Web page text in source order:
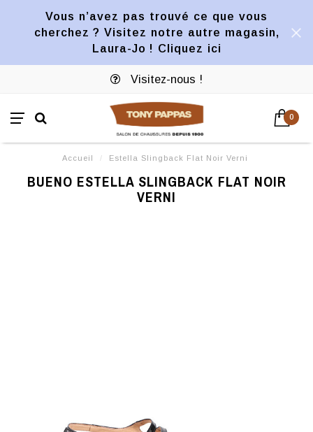
Vous n’avez pas trouvé ce que vous
cherchez ? Visitez notre autre magasin,
Laura-Jo ! Cliquez ici
Visitez-nous !
0
Accueil / Estella Slingback Flat Noir Verni
BUENO ESTELLA SLINGBACK FLAT NOIR
VERNI